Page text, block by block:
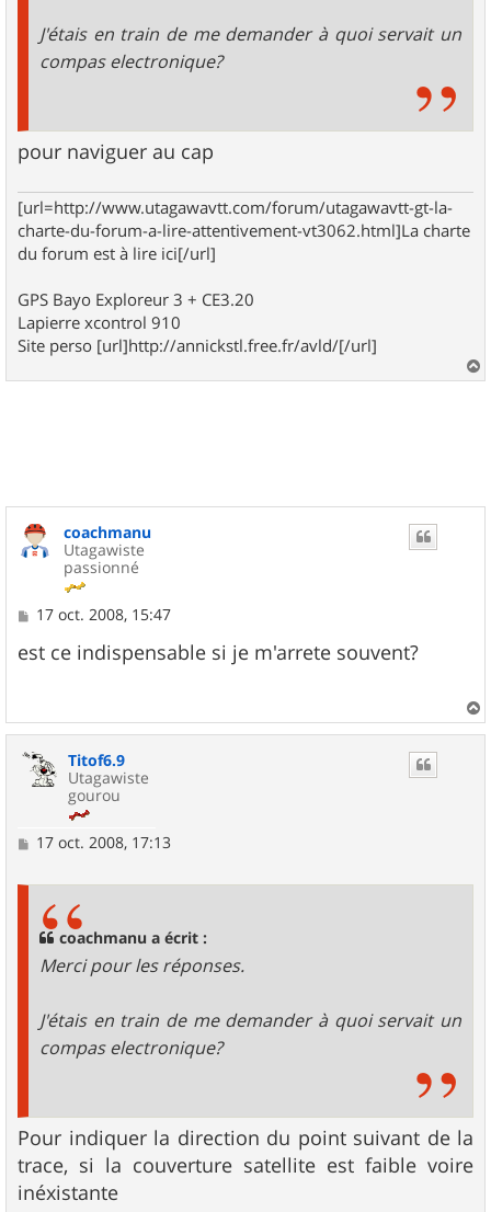
J'étais en train de me demander à quoi servait un
compas electronique?
pour naviguer au cap
[url=http://www.utagawavtt.com/forum/utagawavtt-gt-la-
charte-du-forum-a-lire-attentivement-vt3062.html]La charte
du forum est à lire ici[/url]
GPS Bayo Exploreur 3 + CE3.20
Lapierre xcontrol 910
Site perso [url]http://annickstl.free.fr/avld/[/url]
a
coachmanu
Utagawiste
passionné
M
s
s
e
17 oct. 2008, 15:47
est ce indispensable si je m'arrete souvent?
a
Titof6.9
Utagawiste
gourou
M17 oct. 2008, 17:13
coachmanu a écrit :
Merci pour les réponses.
J'étais en train de me demander à quoi servait un
compas electronique?
Pour indiquer la direction du point suivant de la
trace, si la couverture satellite est faible voire
inéxistante